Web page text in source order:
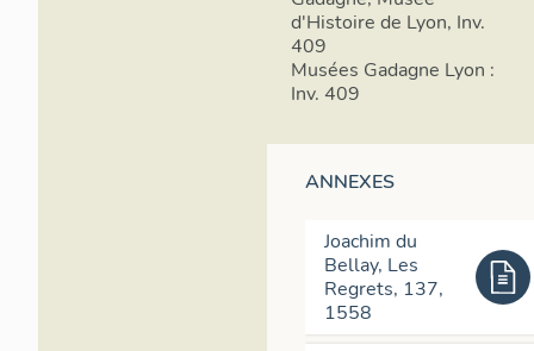
d'Histoire de Lyon, Inv.
409
Musées Gadagne Lyon :
Inv. 409
ANNEXES
Joachim du
Bellay, Les
Regrets, 137,
1558